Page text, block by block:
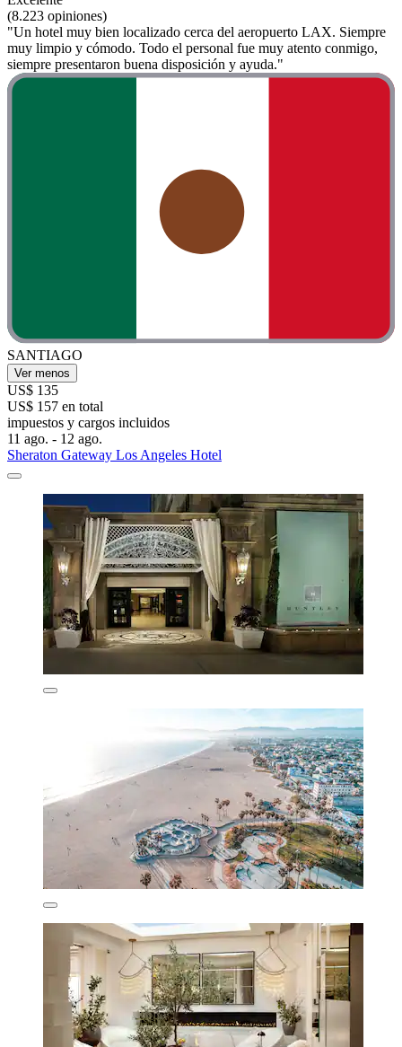
(8.223 opiniones)
"Un hotel muy bien localizado cerca del aeropuerto LAX. Siempre
muy limpio y cómodo. Todo el personal fue muy atento conmigo,
siempre presentaron buena disposición y ayuda."
SANTIAGO
Ver menos
US$ 135
US$ 157 en total
impuestos y cargos incluidos
11 ago. - 12 ago.
Sheraton Gateway Los Angeles Hotel